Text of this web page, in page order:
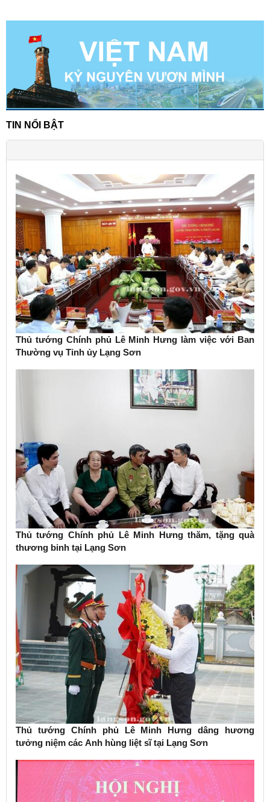
TIN NỔI BẬT
Thủ tướng Chính phủ Lê Minh Hưng làm việc với Ban
Thường vụ Tỉnh ủy Lạng Sơn
Thủ tướng Chính phủ Lê Minh Hưng thăm, tặng quà
thương binh tại Lạng Sơn
Thủ tướng Chính phủ Lê Minh Hưng dâng hương
tưởng niệm các Anh hùng liệt sĩ tại Lạng Sơn